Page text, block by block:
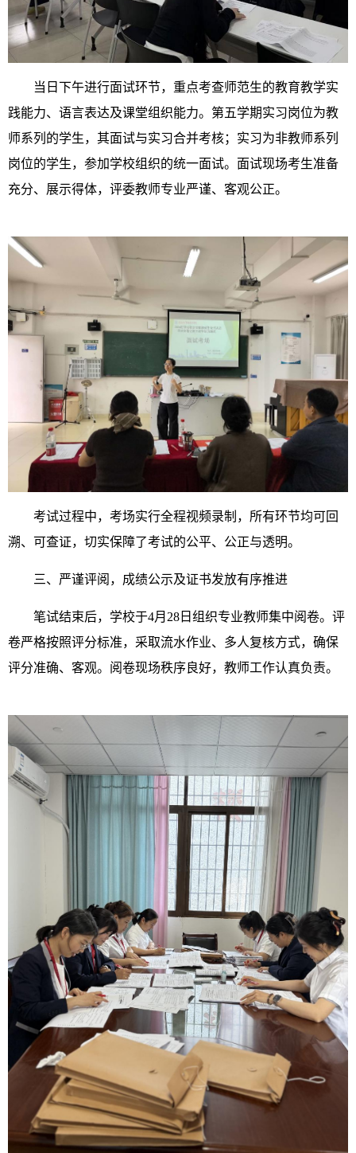
当日下午进行面试环节，重点考查师范生的教育教学实
践能力、语言表达及课堂组织能力。第五学期实习岗位为教
师系列的学生，其面试与实习合并考核；实习为非教师系列
岗位的学生，参加学校组织的统一面试。面试现场考生准备
充分、展示得体，评委教师专业严谨、客观公正。
考试过程中，考场实行全程视频录制，所有环节均可回
溯、可查证，切实保障了考试的公平、公正与透明。
三、严谨评阅，成绩公示及证书发放有序推进
笔试结束后，学校于4月28日组织专业教师集中阅卷。评
卷严格按照评分标准，采取流水作业、多人复核方式，确保
评分准确、客观。阅卷现场秩序良好，教师工作认真负责。